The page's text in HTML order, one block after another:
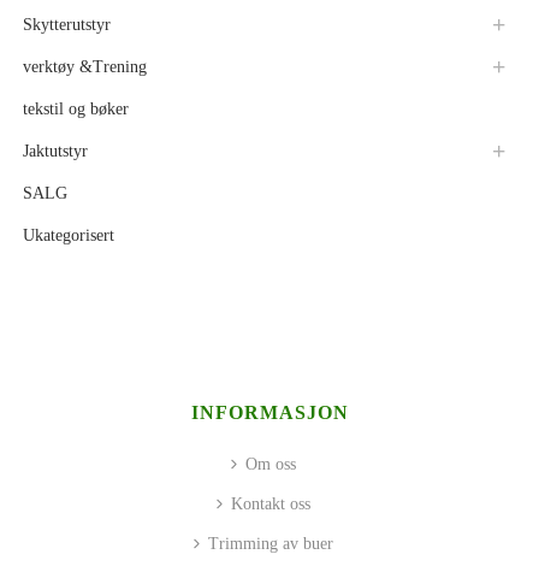
Skytterutstyr
verktøy &Trening
tekstil og bøker
Jaktutstyr
SALG
Ukategorisert
INFORMASJON
Om oss
Kontakt oss
Trimming av buer